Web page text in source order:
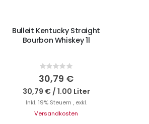
Bulleit Kentucky Straight
Bourbon Whiskey 1l
Rating:
0%
30,79 €
30,79 €/ 1.00 Liter
Inkl. 19% Steuern , exkl.
Versandkosten